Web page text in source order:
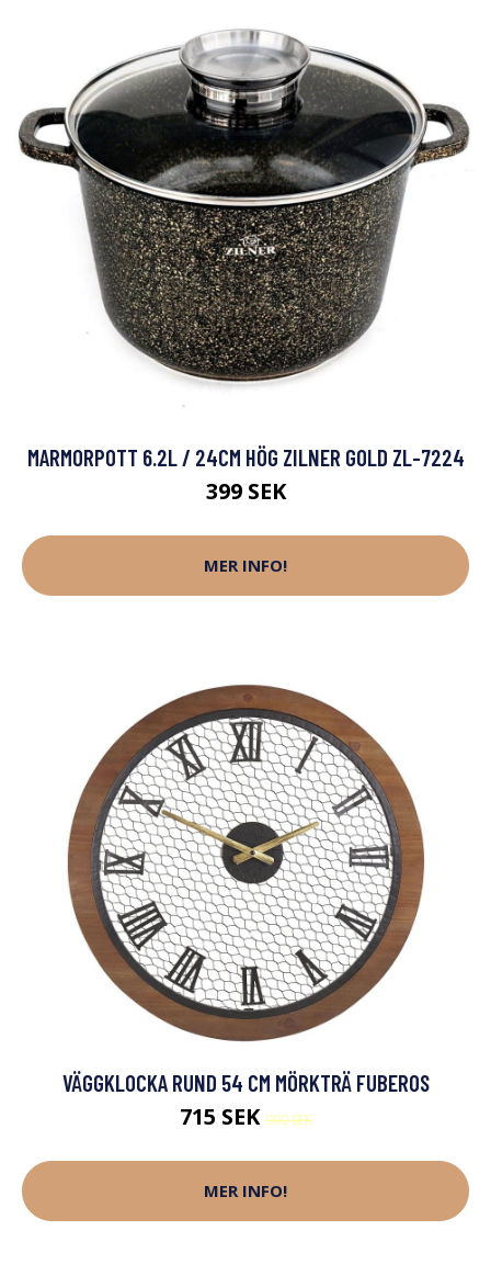
MARMORPOTT 6.2L / 24CM HÖG ZILNER GOLD ZL-7224
399 SEK
MER INFO!
VÄGGKLOCKA RUND 54 CM MÖRKTRÄ FUBEROS
715 SEK900 SEK
MER INFO!